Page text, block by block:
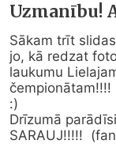
Uzmanību!
Sākam trīt
jo, kā redzat
laukumu
:)
Drīzumā
SARAUJ!!!!!